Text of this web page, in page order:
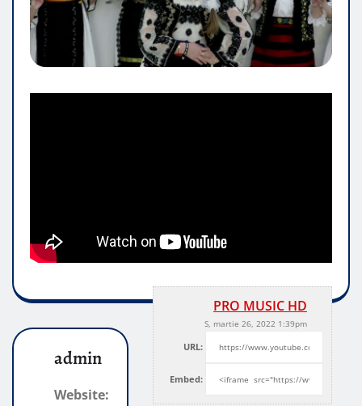
PRO MUSIC HD
S, martie 26, 2022 1:39pm
URL:
Embed:
admin
Website: